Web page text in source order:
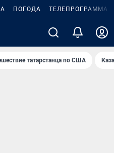
ПОГОДА ТЕЛЕПРОГРАММА
татарстанца по США